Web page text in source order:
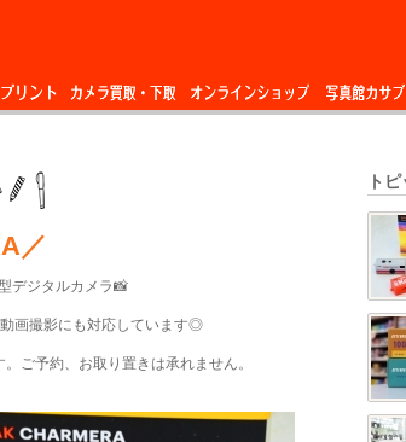
リント
カメラ買取・下
オンラインショップ 写真館カサブ
／
デジタルカメラ📸
画撮影にも対応しています◎
ご予約、お取り置きは承れません。
ト